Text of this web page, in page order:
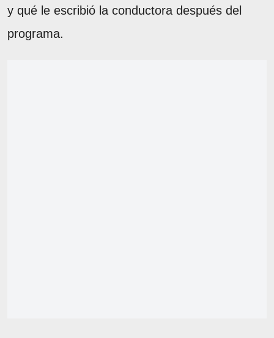
y qué le escribió la conductora después del
programa.